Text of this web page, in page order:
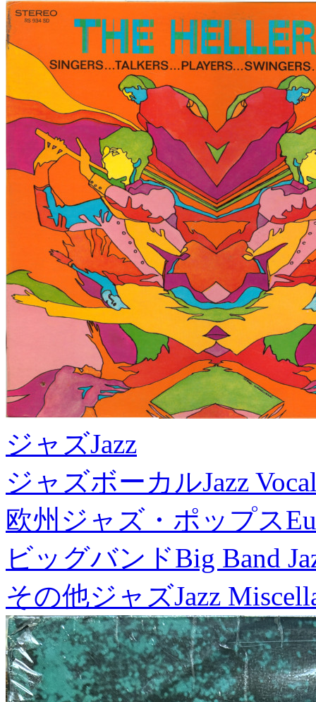
ジャズJazz
ジャズボーカルJazz
欧州ジャズ・ポップス
ビッグバンドBig Band
その他ジャズJazz